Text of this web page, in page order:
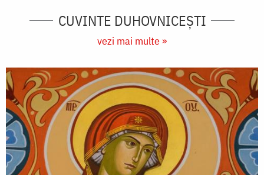
CUVINTE DUHOVNICEȘTI
vezi mai multe »